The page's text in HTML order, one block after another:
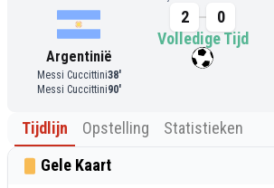
Argentinië
Messi Cuccittini38'
Messi Cuccittini90'
2
0
Volledige Tijd
Tijdlijn Opstelling
Statistieken
Gele Kaart